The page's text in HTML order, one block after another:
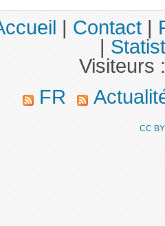
|Contact|
|
Visiteurs
FR
CC